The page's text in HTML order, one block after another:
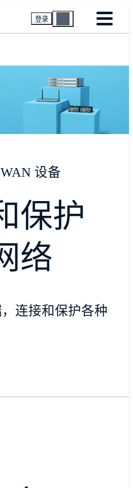
登录
设备
保护
络
连接和保护各种